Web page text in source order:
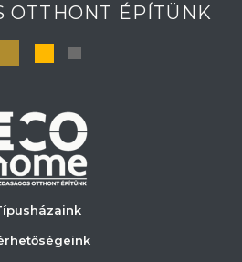
OTTHONT ÉPÍTÜNK